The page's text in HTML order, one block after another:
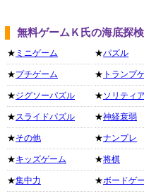
無料ゲームＫ氏の海底探
★ ミニゲーム
★プチゲーム
★ジグソーパズル
★スライドパズル
★その他
★キッズゲーム
★集中力
★パズル
★ トランプ
★ソリティア
★神経衰弱
★ナンプレ
★将棋
★ボードゲ